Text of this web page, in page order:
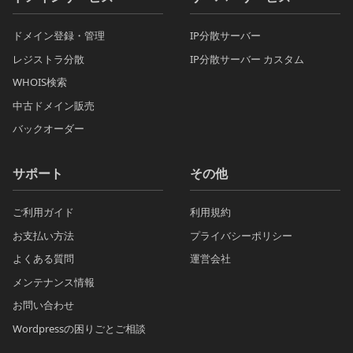
ドメイン登録・管理
レジストラ分散
WHOIS検索
中古ドメイン販売
バックオーダー
IP分散サーバー
IP分散サーバー カスタム
サポート
ご利用ガイド
お支払い方法
よくある質問
メンテナンス情報
お問い合わせ
Wordpressの困りごとご相談
その他
利用規約
プライバシーポリシー
運営会社